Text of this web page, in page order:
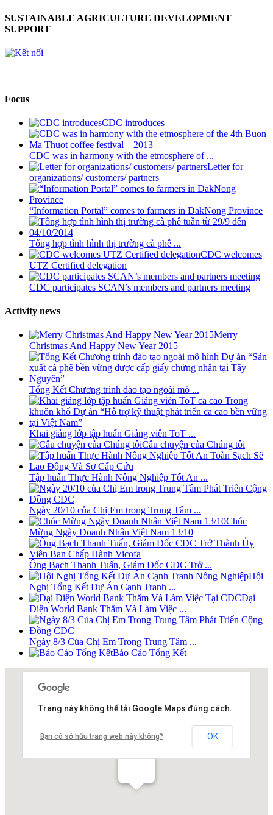
SUSTAINABLE AGRICULTURE DEVELOPMENT
SUPPORT
Focus
CDC introduces
CDC was in harmony with the etmosphere of ...
Letter for
organizations/ customers/ partners
“Information Portal” comes to farmers in DakNong Province
Tổng hợp tình hình thị trường cà phê ...
CDC welcomes
UTZ Certified delegation
CDC participates SCAN’s members and partners meeting
Activity news
Merry
Christmas And Happy New Year 2015
Tổng Kết Chương trình đào tạo ngoài mô ...
Khai giảng lớp tập huấn Giảng viên ToT ...
Câu chuyện của Chúng tôi
Tập huấn Thực Hành Nông Nghiệp Tốt An ...
Ngày 20/10 của Chị Em trong Trung Tâm ...
Chúc
Mừng Ngày Doanh Nhân Việt Nam 13/10
Ông Bạch Thanh Tuấn, Giám Đốc CDC Trở ...
Hội
Nghị Tổng Kết Dự Án Cạnh Tranh ...
Đại
Diện World Bank Thăm Và Làm Việc ...
Ngày 8/3 Của Chị Em Trong Trung Tâm ...
Báo Cáo Tổng Kết
Trang này không thể tải Google Maps đúng cách.
Bạn có sở hữu trang web này không? OK